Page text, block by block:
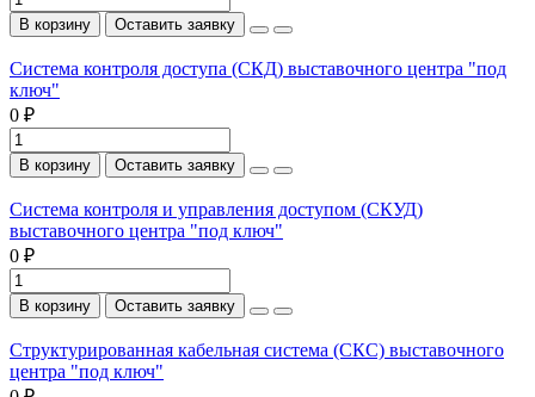
В корзину Оставить заявку
Система контроля доступа (СКД) выставочного центра "под
ключ"
0 ₽
В корзину Оставить заявку
Система контроля и управления доступом (СКУД)
выставочного центра "под ключ"
0 ₽
В корзину Оставить заявку
Структурированная кабельная система (СКС) выставочного
центра "под ключ"